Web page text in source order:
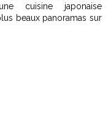
cuisine japonaise
beaux panoramas sur